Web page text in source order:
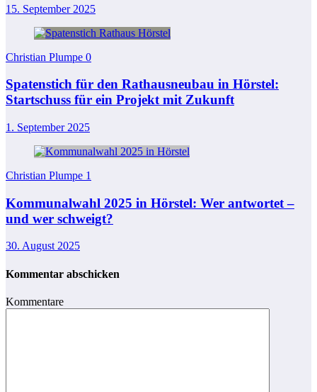
15. September 2025
Christian Plumpe 0
Spatenstich für den Rathausneubau in Hörstel:
Startschuss für ein Projekt mit Zukunft
1. September 2025
Christian Plumpe 1
Kommunalwahl 2025 in Hörstel: Wer antwortet –
und wer schweigt?
30. August 2025
Kommentar abschicken
Kommentare